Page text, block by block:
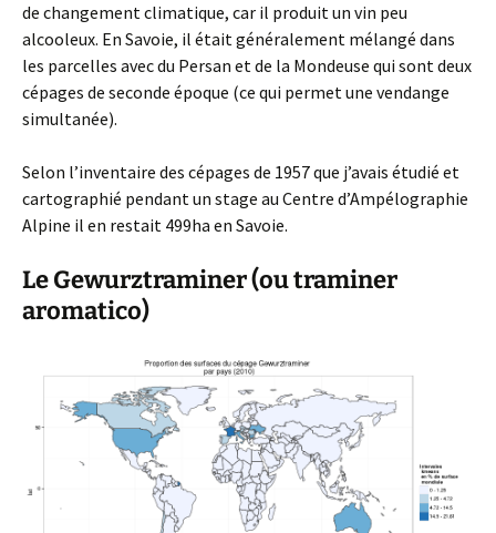
de changement climatique, car il produit un vin peu
alcooleux. En Savoie, il était généralement mélangé dans
les parcelles avec du Persan et de la Mondeuse qui sont deux
cépages de seconde époque (ce qui permet une vendange
simultanée).
Selon l’inventaire des cépages de 1957 que j’avais étudié et
cartographié pendant un stage au Centre d’Ampélographie
Alpine il en restait 499ha en Savoie.
Le Gewurztraminer (ou traminer
aromatico)